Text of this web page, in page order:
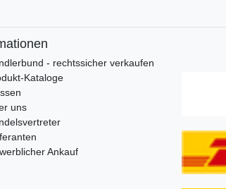
- rechtssicher verkaufen
Kataloge
uns
Ankauf